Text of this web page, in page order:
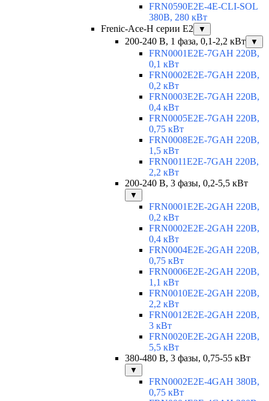
FRN0590E2E-4E-CLI-SOL
380В, 280 кВт
Frenic-Ace-H серии E2
▼
200-240 В, 1 фаза, 0,1-2,2 кВт ▼
FRN0001E2E-7GAH 220В,
0,1 кВт
FRN0002E2E-7GAH 220В,
0,2 кВт
FRN0003E2E-7GAH 220В,
0,4 кВт
FRN0005E2E-7GAH 220В,
0,75 кВт
FRN0008E2E-7GAH 220В,
1,5 кВт
FRN0011E2E-7GAH 220В,
2,2 кВт
200-240 В, 3 фазы, 0,2-5,5 кВт
▼
FRN0001E2E-2GAH 220В,
0,2 кВт
FRN0002E2E-2GAH 220В,
0,4 кВт
FRN0004E2E-2GAH 220В,
0,75 кВт
FRN0006E2E-2GAH 220В,
1,1 кВт
FRN0010E2E-2GAH 220В,
2,2 кВт
FRN0012E2E-2GAH 220В,
3 кВт
FRN0020E2E-2GAH 220В,
5,5 кВт
380-480 В, 3 фазы, 0,75-55 кВт
▼
FRN0002E2E-4GAH 380В,
0,75 кВт